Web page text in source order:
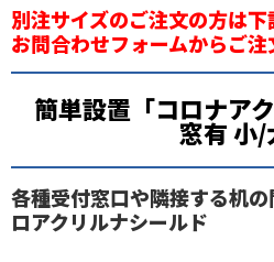
別注サイズのご注文の方は
お問合わせフォームからご注
簡単設置「コロナア
窓有 小/
各種受付窓口や隣接する机
ロアクリルナシールド